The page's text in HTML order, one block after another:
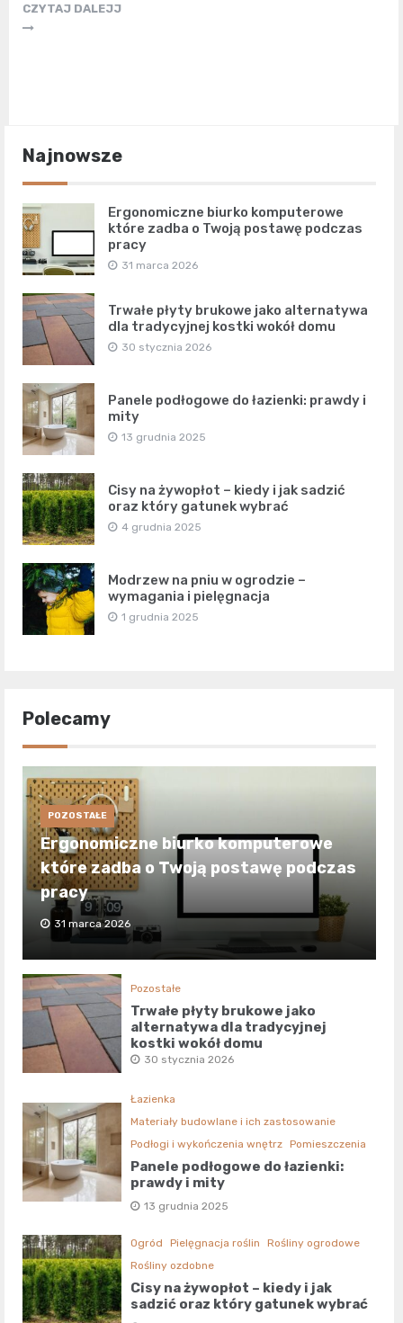
CZYTAJ DALEJJ
Najnowsze
Ergonomiczne biurko komputerowe
które zadba o Twoją postawę podczas
pracy
31 marca 2026
Trwałe płyty brukowe jako alternatywa
dla tradycyjnej kostki wokół domu
30 stycznia 2026
Panele podłogowe do łazienki: prawdy i
mity
13 grudnia 2025
Cisy na żywopłot – kiedy i jak sadzić
oraz który gatunek wybrać
4 grudnia 2025
Modrzew na pniu w ogrodzie –
wymagania i pielęgnacja
1 grudnia 2025
Polecamy
POZOSTAŁE
Ergonomiczne biurko komputerowe
które zadba o Twoją postawę podczas
pracy
31 marca 2026
Pozostałe
Trwałe płyty brukowe jako
alternatywa dla tradycyjnej
kostki wokół domu
30 stycznia 2026
Łazienka
Materiały budowlane i ich zastosowanie
Podłogi i wykończenia wnętrz Pomieszczenia
Panele podłogowe do łazienki:
prawdy i mity
13 grudnia 2025
Ogród Pielęgnacja roślin
Rośliny ogrodowe
Rośliny ozdobne
Cisy na żywopłot – kiedy i jak
sadzić oraz który gatunek wybrać